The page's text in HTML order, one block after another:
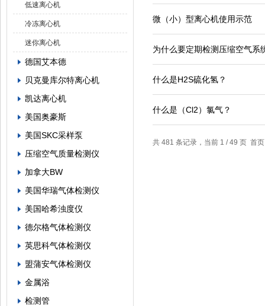
低速离心机
冷冻离心机
迷你离心机
德国艾本德
贝克曼库尔特离心机
凯达离心机
美国奥豪斯
美国SKC采样泵
压缩空气质量检测仪
加拿大BW
美国华瑞气体检测仪
美国哈希浊度仪
德尔格气体检测仪
英思科气体检测仪
盟蒲安气体检测仪
金属浴
检测管
微（小）型离心机使用示范
为什么要定期检测压缩空气系
什么是H2S硫化氢？
什么是（Cl2）氯气？
共 481 条记录，当前 1 / 49 页 首